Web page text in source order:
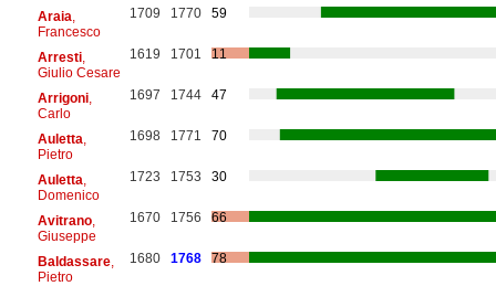
Araia
Francesco
1709 1770 59
Arresti,
Giulio Cesare
1619 1701 11
Arrigoni,
Carlo
1697 1744 47
Auletta
Pietro
1698 1771 70
Auletta
Domenico
1723 1753 30
Avitrano,
Giuseppe
1670 1756 66
Baldassare,
Pietro
1680 1768 78